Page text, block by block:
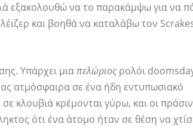
εξακολουθώ να το παρακάμψω για να
και βοηθά να καταλάβω τον
Υπάρχει μιαπελώριος ρολόι
ατμόσφαιρα σε ένα ήδη εντυπωσιακό
κλουβιά κρέμονται γύρω, και οι
ότι ένα άτομο ήταν σε θέση να